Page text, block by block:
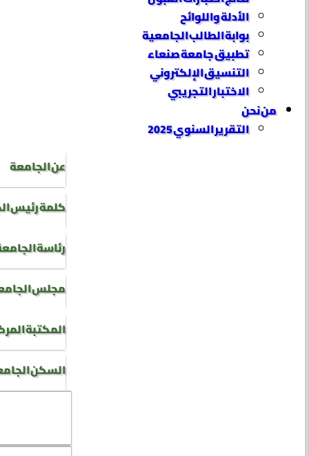
الأدلة واللوائح
بوابة الطالب الجامعية
تطبيق جامعة صنعاء
التنسيق الإلكتروني
الاختبار التجريبي
من نحن
التقرير السنوي 2025
عن الجامعة
كلمة رئيس
رئاسة
مجلس
المكتبة
السكن